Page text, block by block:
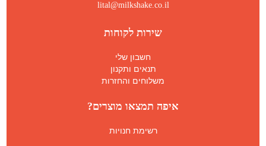
lital@milkshake.co.il
שירות לקוחות
חשבון שלי
תנאים ותקנון
משלוחים והחזרות
איפה תמצאו מוצרים?
רשימת חנויות